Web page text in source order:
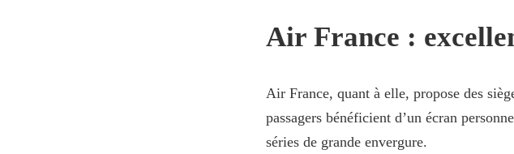
Air France :
Air France, quant à elle, propose des
passagers bénéficient d’un écran
séries de grande envergure.